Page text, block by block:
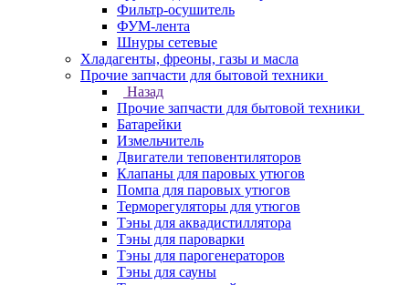
Фильтр-осушитель
ФУМ-лента
Шнуры сетевые
Хладагенты, фреоны, газы и масла
Прочие запчасти для бытовой техники
Назад
Прочие запчасти для бытовой техники
Батарейки
Измельчитель
Двигатели теповентиляторов
Клапаны для паровых утюгов
Помпа для паровых утюгов
Терморегуляторы для утюгов
Тэны для аквадистиллятора
Тэны для пароварки
Тэны для парогенераторов
Тэны для сауны